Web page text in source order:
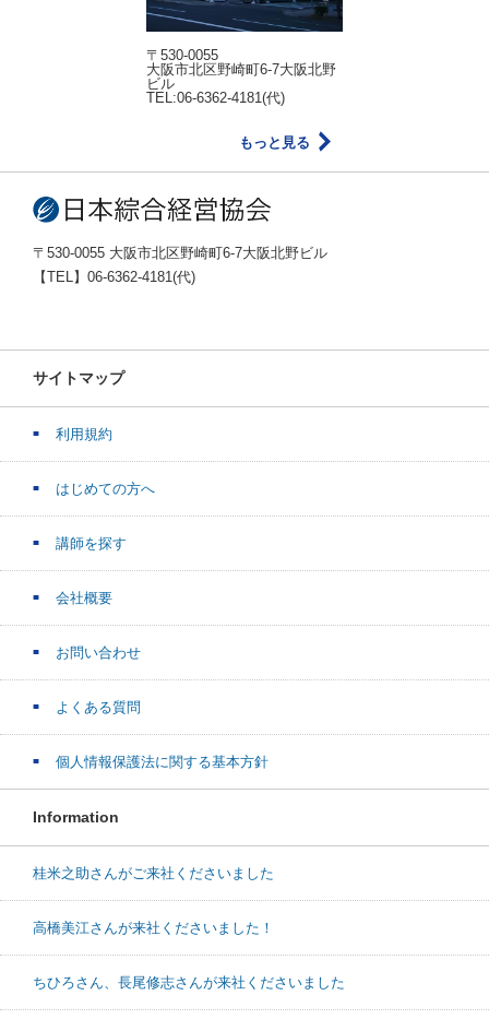
〒530-0055
大阪市北区野崎町6-7大阪北野
ビル
TEL:06-6362-4181(代)
もっと見る
〒530-0055 大阪市北区野崎町6-7大阪北野ビル
【TEL】06-6362-4181(代)
サイトマップ
利用規約
はじめての方へ
講師を探す
会社概要
お問い合わせ
よくある質問
個人情報保護法に関する基本方針
Information
桂米之助さんがご来社くださいました
高橋美江さんが来社くださいました！
ちひろさん、長尾修志さんが来社くださいました